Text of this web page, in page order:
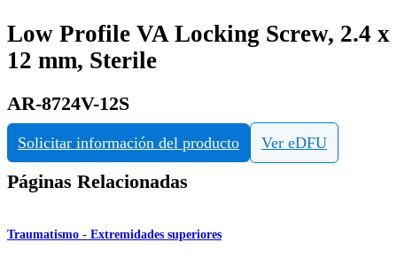
Low Profile VA Locking Screw, 2.4 x
12 mm, Sterile
AR-8724V-12S
Solicitar información del producto Ver eDFU
Páginas Relacionadas
Traumatismo - Extremidades superiores